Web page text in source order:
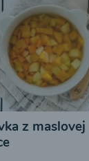
z maslovej